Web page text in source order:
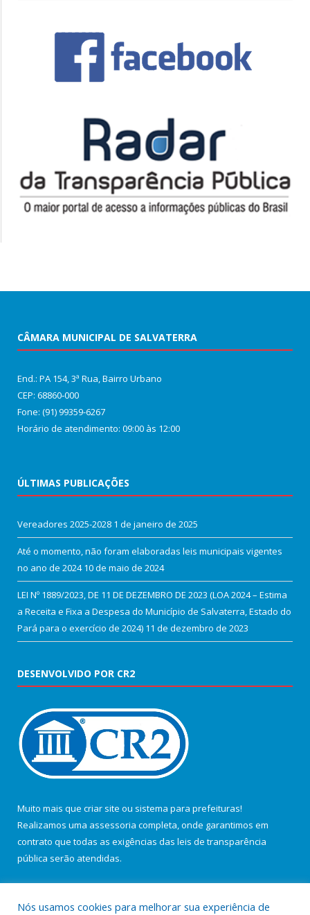
CÂMARA MUNICIPAL DE SALVATERRA
End.: PA 154, 3ª Rua, Bairro Urbano
CEP: 68860‑000
Fone: (91) 99359-6267
Horário de atendimento: 09:00 às 12:00
ÚLTIMAS PUBLICAÇÕES
Vereadores 2025-2028 1 de janeiro de 2025
Até o momento, não foram elaboradas leis municipais vigentes
no ano de 2024 10 de maio de 2024
LEI Nº 1889/2023, DE 11 DE DEZEMBRO DE 2023 (LOA 2024 – Estima
a Receita e Fixa a Despesa do Município de Salvaterra, Estado do
Pará para o exercício de 2024) 11 de dezembro de 2023
DESENVOLVIDO POR CR2
Muito mais que criar site ou sistema para prefeituras!
Realizamos uma assessoria completa, onde garantimos em
contrato que todas as exigências das leis de transparência
pública serão atendidas.
Nós usamos cookies para melhorar sua experiência de